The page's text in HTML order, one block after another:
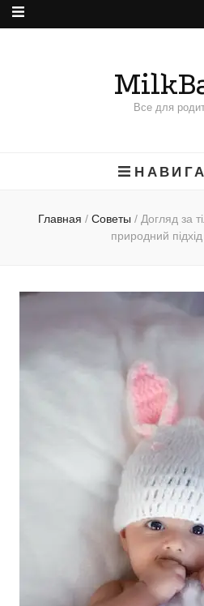
Все для
Главная / Советы / Догляд за
природний